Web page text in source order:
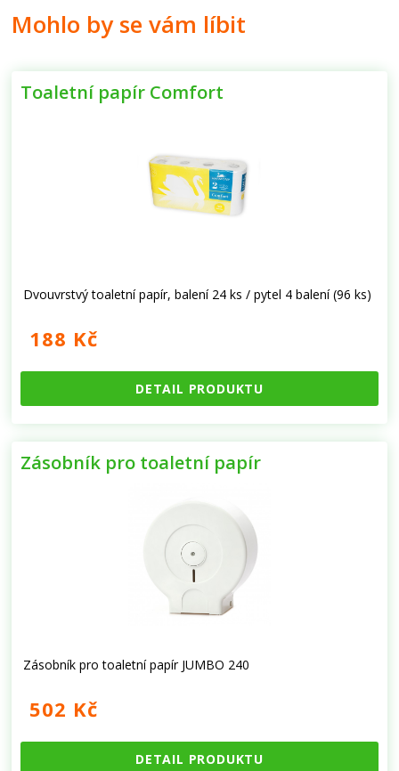
Mohlo by se vám líbit
Toaletní papír Comfort
Dvouvrstvý toaletní papír, balení 24 ks / pytel 4 balení (96 ks)
188 Kč
DETAIL PRODUKTU
Zásobník pro toaletní papír
Zásobník pro toaletní papír JUMBO 240
502 Kč
DETAIL PRODUKTU